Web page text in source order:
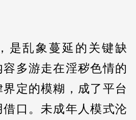
是乱象蔓延的关键缺
多游走在淫秽色情的
定的模糊，成了平台
口。未成年人模式沦